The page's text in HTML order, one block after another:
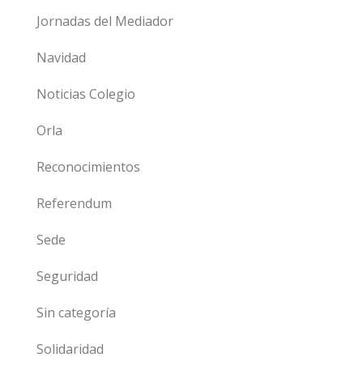
Jornadas del Mediador
Navidad
Noticias Colegio
Orla
Reconocimientos
Referendum
Sede
Seguridad
Sin categoría
Solidaridad